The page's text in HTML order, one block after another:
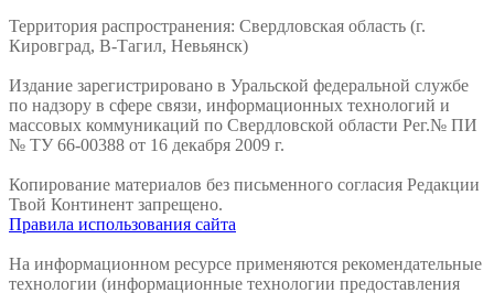
Территория распространения: Свердловская область (г.
Кировград, В-Тагил, Невьянск)
Издание зарегистрировано в Уральской федеральной службе
по надзору в сфере связи, информационных технологий и
массовых коммуникаций по Свердловской области Рег.№ ПИ
№ ТУ 66-00388 от 16 декабря 2009 г.
Копирование материалов без письменного согласия Редакции
Твой Континент запрещено.
Правила использования сайта
На информационном ресурсе применяются рекомендательные
технологии (информационные технологии предоставления